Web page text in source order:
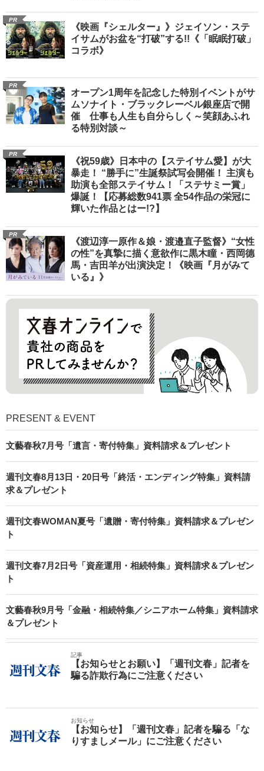
PR
《映画『シェルター』》ジェイソン・ステ
イサムがお盆を“打破”する!!《「眠眠打破」
コラボ》
PR
オープン1周年を記念した特別イベントがサ
ムソナイト・ブラックレーベル銀座店で開
催 仕事も人生も自分らしく～笑顔あふれ
る特別対談～
PR
《祝59歳》日本中の【ステイサム愛】が大
暴走！ “勝手に”生誕祭試写会開催！ 主演も
助演も全部ステイサム！「ステサミー賞」
爆誕！【応募総数941票 全54作品の栄冠に
輝いた作品とはー!?】
PR
《渡辺淳一原作＆娘・渡邉直子監督》“女性
の性”を真摯に描く意欲作に黒木瞳・西岡德
馬・吉田羊が出演決定！《映画『月がみて
いる』》
PRESENT & EVENT
文藝春秋7月号「遺言・寄付特集」資料請求＆プレゼント
週刊文春8月13日・20日号「終活・エンディング特集」資料請
求＆プレゼント
週刊文春WOMAN夏号「遺贈・寄付特集」資料請求＆プレゼン
ト
週刊文春7月2日号「資産運用・相続特集」資料請求＆プレゼン
ト
文藝春秋9月号「金融・相続特集／シニアホーム特集」資料請求
＆プレゼント
記事
【お知らせとお願い】「週刊文春」記者を
騙る詐欺行為にご注意ください
お知らせ
【お知らせ】「週刊文春」記者を騙る「な
りすましメール」にご注意ください